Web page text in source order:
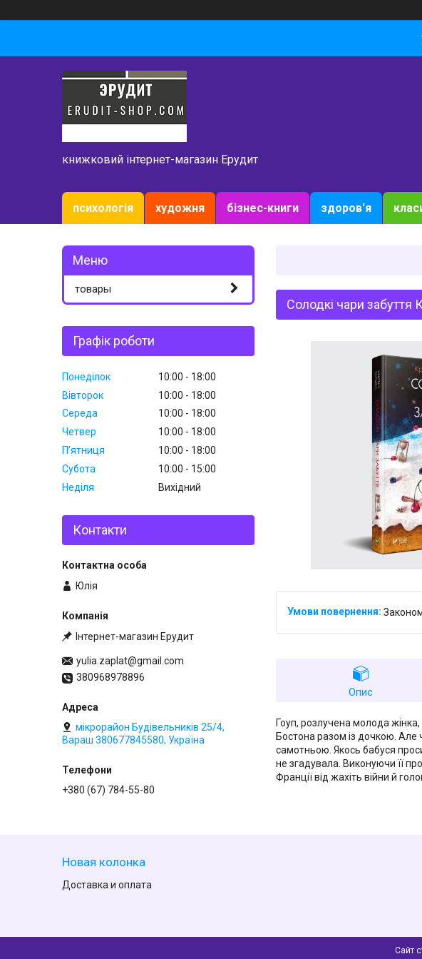
книжковий інтернет-магазин Ерудит
психологія художня бізнес-книги здоров'я
Солодкі чари забуття
Опис
Гоуп, розлучена молода
Бостона разом із дочкою. Але
самотньою. Якось бабуся
не згадувала. Виконуючи її
Франції від жахіть війни й
товары
Графік роботи
Понеділок 10:00
18:00
Вівторок
10:00
18:00
Середа
10:00
18:00
Четвер
10:00
18:00
Пʼятниця
10:00
18:00
Субота
10:00
15:00
Неділя
Вихідний
Контакти
Юлія
Інтернет-магазин Ерудит
yulia.zaplat@gmail.com
380968978896
мікрорайон Будівельників 25/4,
Вараш 380677845580, Україна
+380 (67) 784-55-80
Новая колонка
Доставка и оплата
Сайт